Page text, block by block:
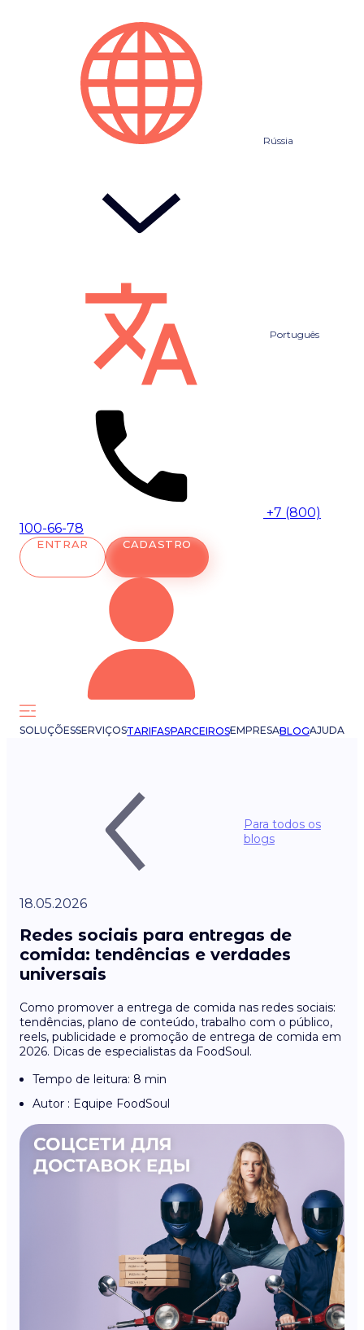
Rússia
Português
+7 (800)
100-66-78
ENTRAR CADASTRO
SOLUÇÕESSERVIÇOSTARIFASPARCEIROSEMPRESABLOGAJUDA
Para todos os
blogs
18.05.2026
Redes sociais para entregas de
comida: tendências e verdades
universais
Como promover a entrega de comida nas redes sociais:
tendências, plano de conteúdo, trabalho com o público,
reels, publicidade e promoção de entrega de comida em
2026. Dicas de especialistas da FoodSoul.
Tempo de leitura: 8 min
Autor : Equipe FoodSoul